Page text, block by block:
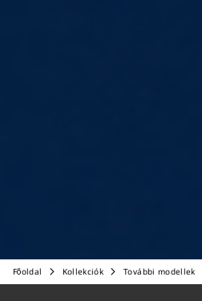
Főoldal Kollekciók További modellek